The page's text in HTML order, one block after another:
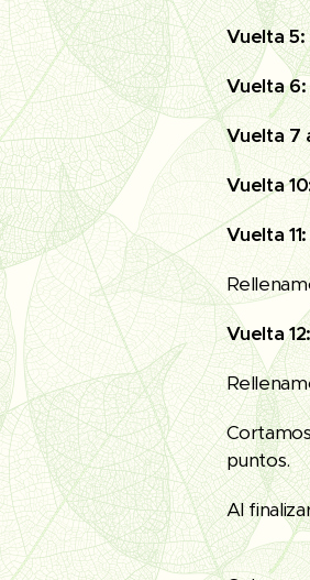
Vuelta 5:
Vuelta 6:
Vuelta 7
Vuelta
Vuelta 11:
Vuelta
puntos.
Al